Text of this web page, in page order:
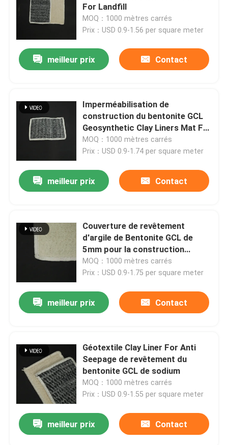
For Landfill
MOQ：1000 mètres carrés
Prix：USD 0.9-1.56 per square meter
meilleur prix Contact
Imperméabilisation de
construction du bentonite GCL
Geosynthetic Clay Liners Mat For
Tunnel
MOQ：1000 mètres carrés
Prix：USD 0.9-1.74 per square meter
meilleur prix Contact
Couverture de revêtement
d'argile de Bentonite GCL de
5mm pour la construction
d'étang
MOQ：1000 mètres carrés
Prix：USD 0.9-1.75 per square meter
meilleur prix Contact
Géotextile Clay Liner For Anti
Seepage de revêtement du
bentonite GCL de sodium
MOQ：1000 mètres carrés
Prix：USD 0.9-1.55 per square meter
meilleur prix Contact